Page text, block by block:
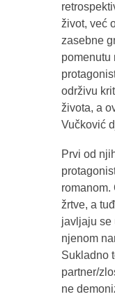
život, već
zasebne
pomenutu
održivu
života, a
Vučković
Prvi od
romanom.
žrtve, a
javljaju se
njenom
Sukladno
partner/
ne